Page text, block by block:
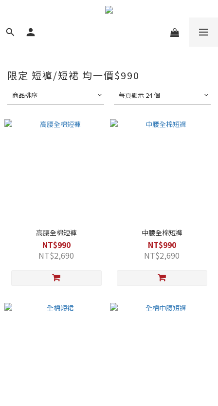
限定 短褲/短裙 均一價$990
商品排序 每頁顯示 24 個
高腰全棉短褲
NT$990
NT$2,690
中腰全棉短褲
NT$990
NT$2,690